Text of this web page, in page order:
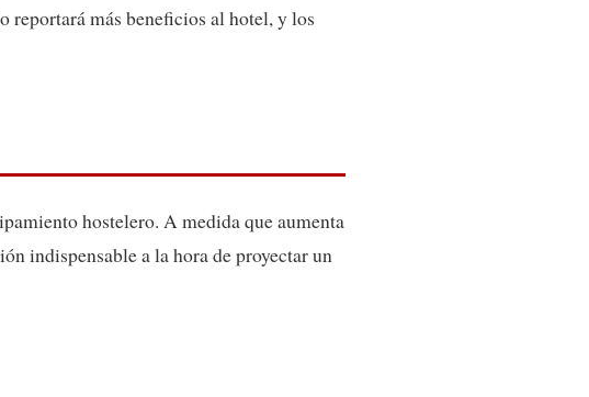
más beneficios al hotel, y los
hostelero. A medida que aumenta
indispensable a la hora de proyectar un